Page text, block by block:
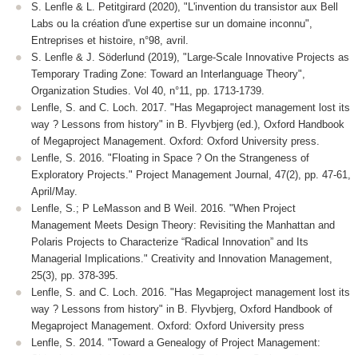
S. Lenfle & L. Petitgirard (2020), "L'invention du transistor aux Bell
Labs ou la création d'une expertise sur un domaine inconnu",
Entreprises et histoire, n°98, avril.
S. Lenfle & J. Söderlund (2019), "Large-Scale Innovative Projects as
Temporary Trading Zone: Toward an Interlanguage Theory",
Organization Studies. Vol 40, n°11, pp. 1713-1739.
Lenfle, S. and C. Loch. 2017. "Has Megaproject management lost its
way ? Lessons from history" in B. Flyvbjerg (ed.), Oxford Handbook
of Megaproject Management. Oxford: Oxford University press.
Lenfle, S. 2016. "Floating in Space ? On the Strangeness of
Exploratory Projects." Project Management Journal, 47(2), pp. 47-61,
April/May.
Lenfle, S.; P LeMasson and B Weil. 2016. "When Project
Management Meets Design Theory: Revisiting the Manhattan and
Polaris Projects to Characterize “Radical Innovation” and Its
Managerial Implications." Creativity and Innovation Management,
25(3), pp. 378-395.
Lenfle, S. and C. Loch. 2016. "Has Megaproject management lost its
way ? Lessons from history" in B. Flyvbjerg, Oxford Handbook of
Megaproject Management. Oxford: Oxford University press
Lenfle, S. 2014. "Toward a Genealogy of Project Management: